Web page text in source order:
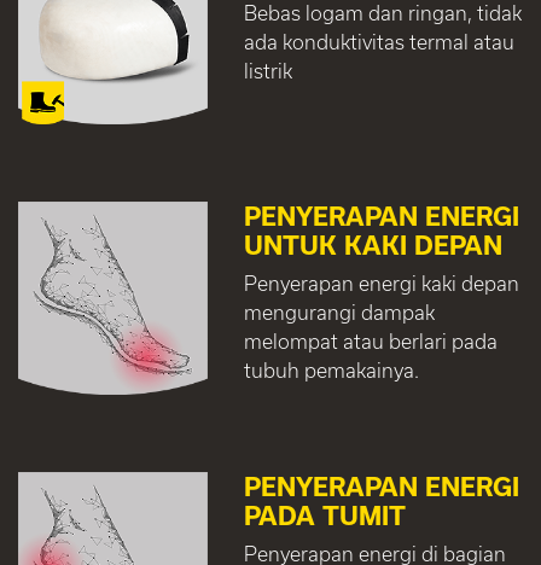
Bebas logam dan ringan, tidak
ada konduktivitas termal atau
listrik
PENYERAPAN ENERGI
UNTUK KAKI DEPAN
Penyerapan energi kaki depan
mengurangi dampak
melompat atau berlari pada
tubuh pemakainya.
PENYERAPAN ENERGI
PADA TUMIT
Penyerapan energi di bagian